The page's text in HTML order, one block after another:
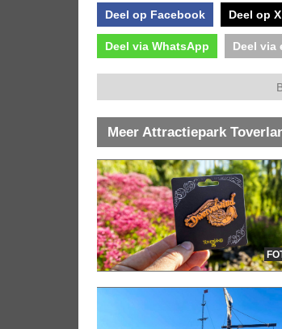
Deel op Facebook Deel op X
Deel via WhatsApp Deel via
Meer Attractiepark